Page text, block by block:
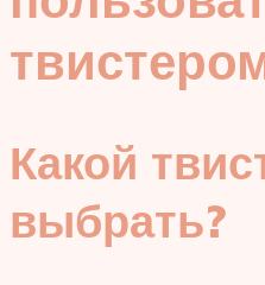
Какой
выбрать?